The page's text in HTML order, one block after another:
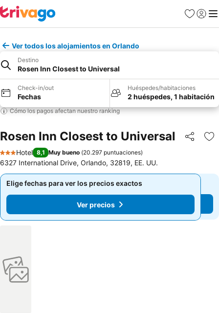
Favoritos
Iniciar
Ver todos los alojamientos en Orlando
Destino
Rosen Inn Closest to Universal
Check-in/out
Fechas
Huéspedes/habitaciones
2 huéspedes, 1 habitación
Cómo los pagos afectan nuestro ranking
Rosen Inn Closest to Universal Compartir
3 Estrellas
Hotel 8,1 Muy bueno (20.297 puntuaciones)
6327 International Drive, Orlando, 32819, EE. UU.
Elige fechas para ver los precios exactos
Ver precios
Elige fechas para ver los precios exactos
Ver precios